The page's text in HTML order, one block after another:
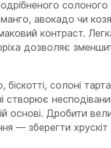
солоного
авокадо чи
контраст.
дозволяє
біскотті, солоні
створює
основі. Дробити
— зберегти хрускіт